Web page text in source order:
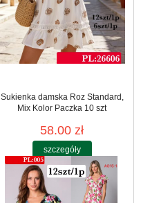
Sukienka damska Roz Standard,
Mix Kolor Paczka 10 szt
58.00 zł
szczegóły